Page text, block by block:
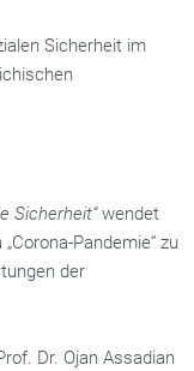
Sicherheit im
Sicherheit“wendet
Pandemie“ zu
der
Dr. Ojan Assadian